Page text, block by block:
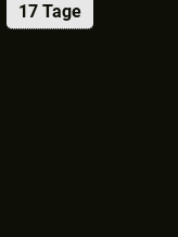
17 Tage